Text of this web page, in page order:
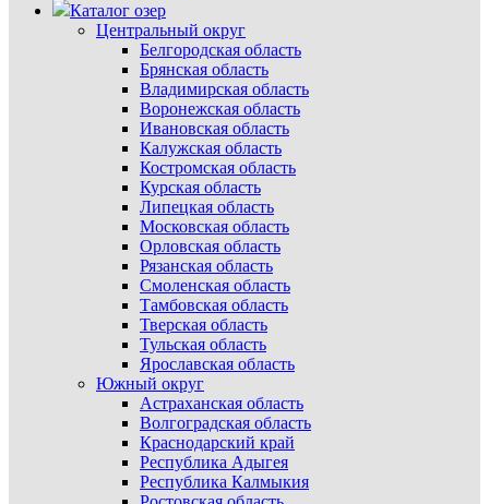
Каталог озер
Центральный округ
Белгородская область
Брянская область
Владимирская область
Воронежская область
Ивановская область
Калужская область
Костромская область
Курская область
Липецкая область
Московская область
Орловская область
Рязанская область
Смоленская область
Тамбовская область
Тверская область
Тульская область
Ярославская область
Южный округ
Астраханская область
Волгоградская область
Краснодарский край
Республика Адыгея
Республика Калмыкия